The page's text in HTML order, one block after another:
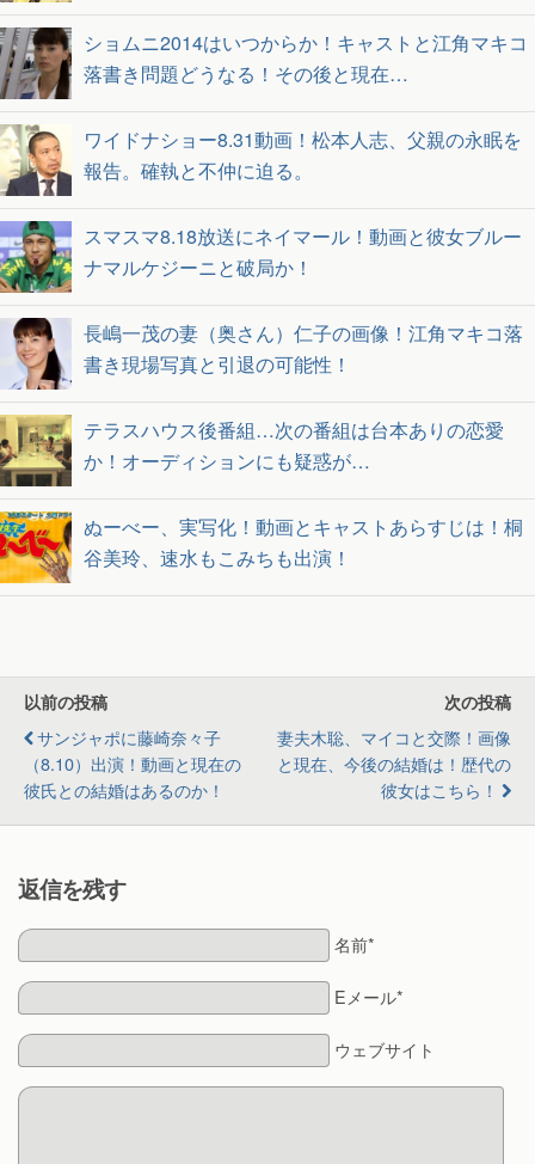
ショムニ2014はいつからか！キャストと江角マキコ
落書き問題どうなる！その後と現在…
ワイドナショー8.31動画！松本人志、父親の永眠を
報告。確執と不仲に迫る。
スマスマ8.18放送にネイマール！動画と彼女ブルー
ナマルケジーニと破局か！
長嶋一茂の妻（奥さん）仁子の画像！江角マキコ落
書き現場写真と引退の可能性！
テラスハウス後番組…次の番組は台本ありの恋愛
か！オーディションにも疑惑が…
ぬーべー、実写化！動画とキャストあらすじは！桐
谷美玲、速水もこみちも出演！
以前の投稿
サンジャポに藤崎奈々子
（8.10）出演！動画と現在の
彼氏との結婚はあるのか！
次の投稿
妻夫木聡、マイコと交際！画像
と現在、今後の結婚は！歴代の
彼女はこちら！
返信を残す
名前*
Eメール*
ウェブサイト